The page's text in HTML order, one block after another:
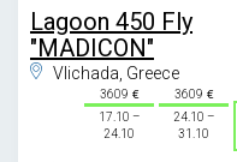
Lagoon 450 Fly
"MADICON"
Vlichada, Greece
3609
17.10 –
24.10
3609
24.10 –
31.10